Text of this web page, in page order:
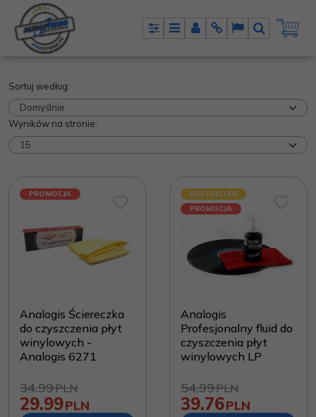
PanelMenuPanel
InfoLangSzukaj
Sortuj według:
Wyników na stronie:
PROMOCJA
Analogis Ściereczka
do czyszczenia płyt
winylowych -
Analogis 6271
34.99PLN
29.99PLN
BESTSELLER
PROMOCJA
Analogis
Profesjonalny fluid do
czyszczenia płyt
winylowych LP
54.99PLN
39.76PLN